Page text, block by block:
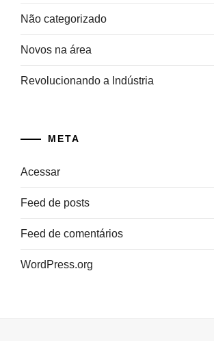
Não categorizado
Novos na área
Revolucionando a Indústria
META
Acessar
Feed de posts
Feed de comentários
WordPress.org